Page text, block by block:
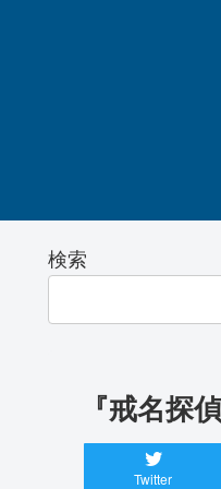
検索
『戒名探
Twitter